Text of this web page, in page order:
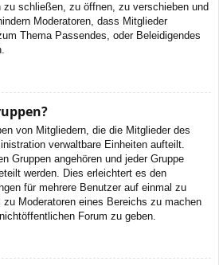
schließen, zu öffnen, zu verschieben und
Moderatoren, dass Mitglieder
Thema Passendes, oder Beleidigendes
von Mitgliedern, die die Mitglieder des
verwaltbare Einheiten aufteilt.
Gruppen angehören und jeder Gruppe
werden. Dies erleichtert es den
für mehrere Benutzer auf einmal zu
Moderatoren eines Bereichs zu machen
Forum zu geben.